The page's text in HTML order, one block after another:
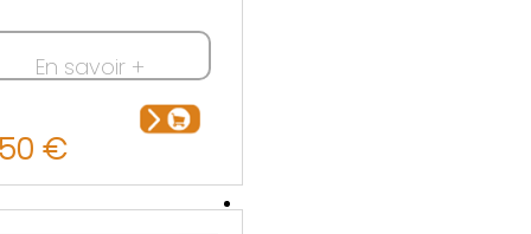
En savoir +
€